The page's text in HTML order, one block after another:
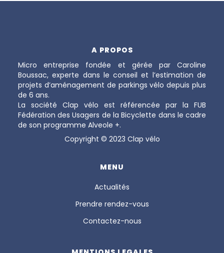
A PROPOS
Micro entreprise fondée et gérée par Caroline
Boussac, experte dans le conseil et l’estimation de
projets d’aménagement de parkings vélo depuis plus
de 6 ans.
La société Clap vélo est référencée par la FUB
Fédération des Usagers de la Bicyclette dans le cadre
de son programme Alveole +.
Copyright © 2023 Clap vélo
MENU
Actualités
Prendre rendez-vous
Contactez-nous